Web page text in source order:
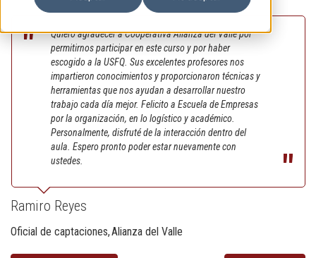
Quiero agradecer a Cooperativa Alianza del Valle por
permitirnos participar en este curso y por haber
escogido a la USFQ. Sus excelentes profesores nos
impartieron conocimientos y proporcionaron técnicas y
herramientas que nos ayudan a desarrollar nuestro
trabajo cada día mejor. Felicito a Escuela de Empresas
por la organización, en lo logístico y académico.
Personalmente, disfruté de la interacción dentro del
aula. Espero pronto poder estar nuevamente con
ustedes.
Ramiro Reyes
Oficial de captaciones Alianza del Valle